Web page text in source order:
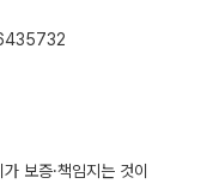
보증·책임지는 것이